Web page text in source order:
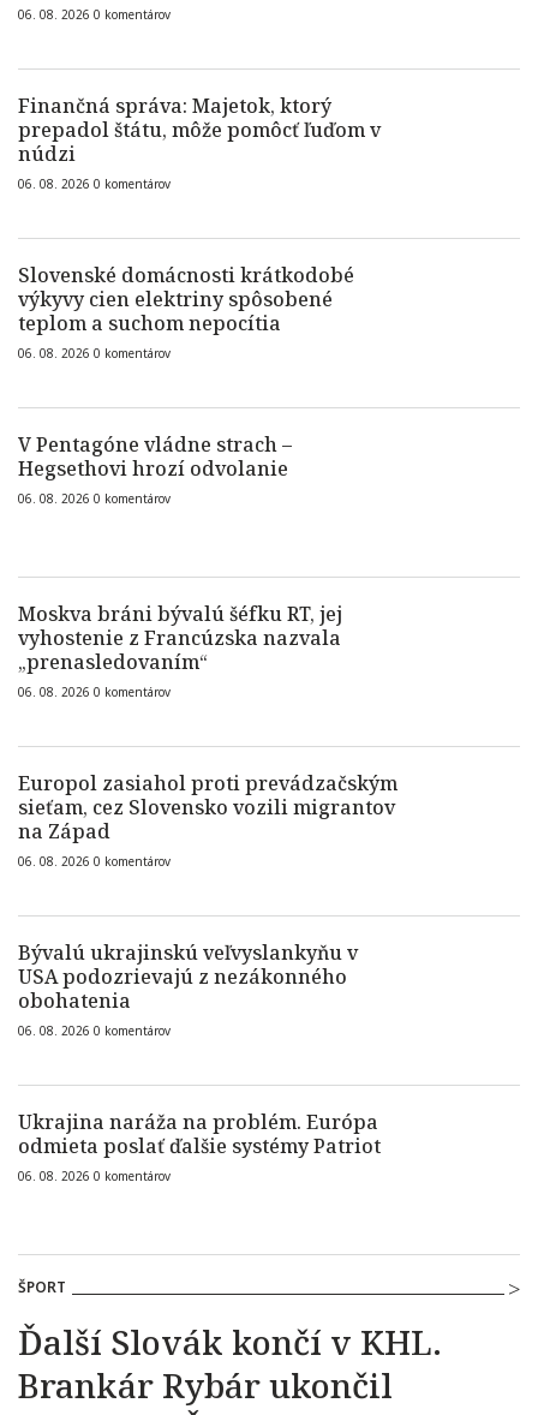
06. 08. 2026 0 komentárov
Finančná správa: Majetok, ktorý
prepadol štátu, môže pomôcť ľuďom v
núdzi
06. 08. 2026 0 komentárov
Slovenské domácnosti krátkodobé
výkyvy cien elektriny spôsobené
teplom a suchom nepocítia
06. 08. 2026 0 komentárov
V Pentagóne vládne strach –
Hegsethovi hrozí odvolanie
06. 08. 2026 0 komentárov
Moskva bráni bývalú šéfku RT, jej
vyhostenie z Francúzska nazvala
„prenasledovaním“
06. 08. 2026 0 komentárov
Europol zasiahol proti prevádzačským
sieťam, cez Slovensko vozili migrantov
na Západ
06. 08. 2026 0 komentárov
Bývalú ukrajinskú veľvyslankyňu v
USA podozrievajú z nezákonného
obohatenia
06. 08. 2026 0 komentárov
Ukrajina naráža na problém. Európa
odmieta poslať ďalšie systémy Patriot
06. 08. 2026 0 komentárov
ŠPORT